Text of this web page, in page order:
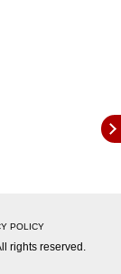
POLICY
rights reserved.